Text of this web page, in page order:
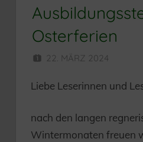
Osterferien
22. MÄRZ 2024
Liebe Leserinnen und
nach den langen
Wintermonaten freuen